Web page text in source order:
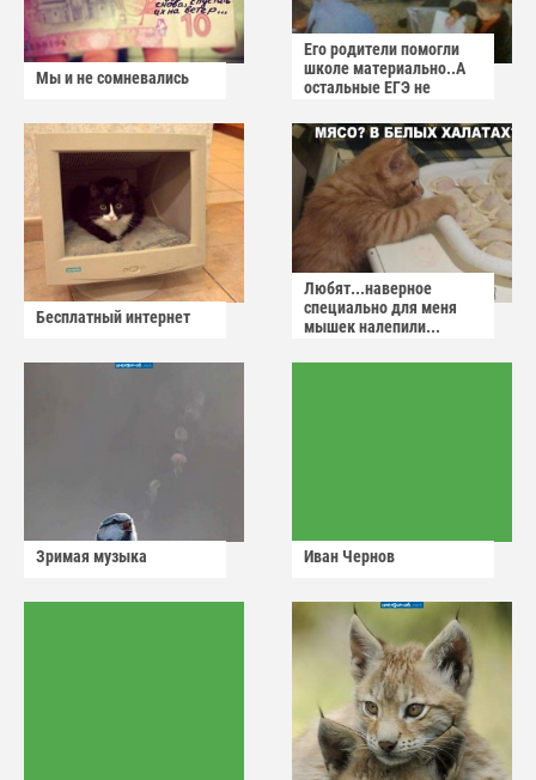
Мы и не сомневались
Его родители помогли
школе материально..А
остальные ЕГЭ не
Бесплатный интернет
Любят...наверное
специально для меня
мышек налепили...
Зримая музыка Иван Чернов